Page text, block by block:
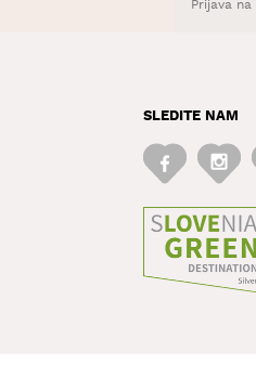
SLEDITE NAM